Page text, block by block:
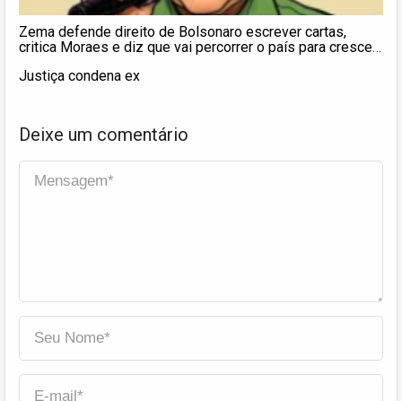
Zema defende direito de Bolsonaro escrever cartas,
critica Moraes e diz que vai percorrer o país para crescer
Justiça condena ex
Deixe um comentário